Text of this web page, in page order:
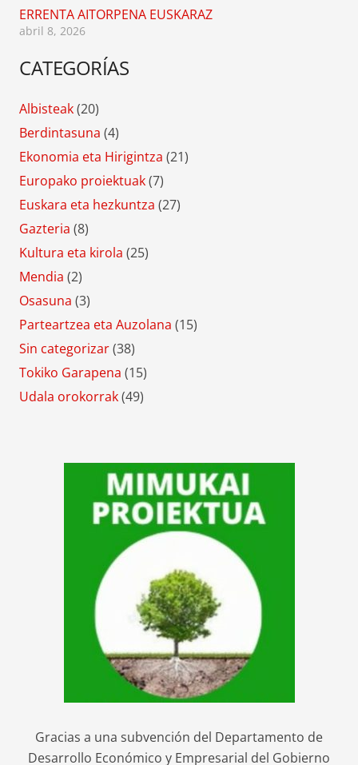
ERRENTA AITORPENA EUSKARAZ
abril 8, 2026
CATEGORÍAS
Albisteak(20)
Berdintasuna (4)
Ekonomia eta Hirigintza (21)
Europako proiektuak(7)
Euskara eta hezkuntza (27)
Gazteria (8)
Kultura eta kirola (25)
Mendia (2)
Osasuna (3)
Parteartzea eta Auzolana (15)
Sin categorizar(38)
Tokiko Garapena (15)
Udala orokorrak(49)
Gracias a una subvención del Departamento de
Desarrollo Económico y Empresarial del Gobierno